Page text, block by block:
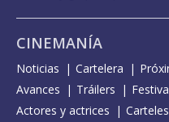
CINEMANÍA
Noticias Cartelera
Avances
Tráilers
Actores y actrices
Carteles